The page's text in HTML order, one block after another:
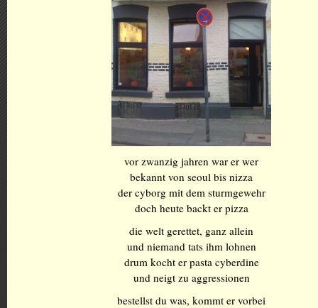
vor zwanzig jahren war er wer
bekannt von seoul bis nizza
der cyborg mit dem sturmgewehr
doch heute backt er pizza
die welt gerettet, ganz allein
und niemand tats ihm lohnen
drum kocht er pasta cyberdine
und neigt zu aggressionen
bestellst du was, kommt er vorbei